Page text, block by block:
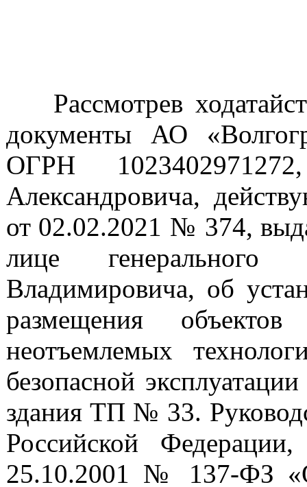
Рассмотрев
документы АО
ОГРН
Александровича,
от 02.02.2021 № 374,
лице генерального
Владимировича, об
размещения объектов
неотъемлемых
безопасной
здания ТП № 33.
Российской
25.10.2001 № 137-ФЗ «О